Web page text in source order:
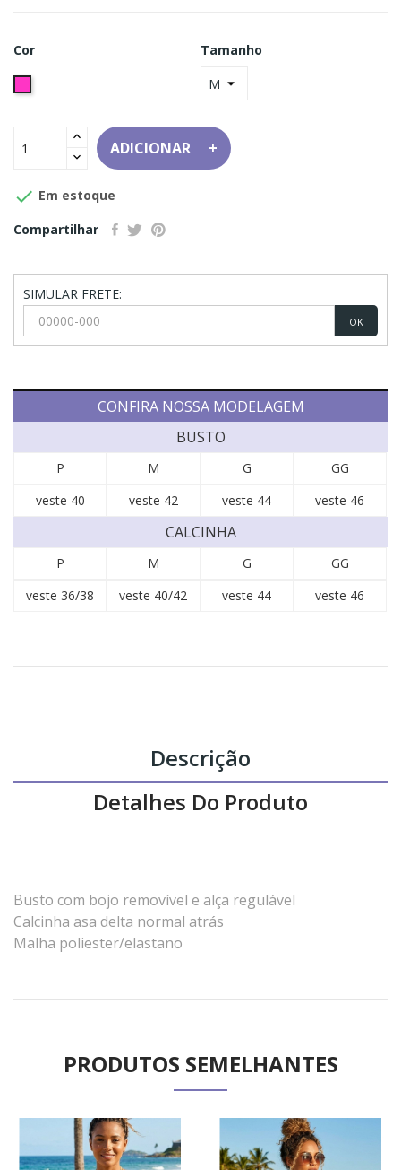
Cor Tamanho
ADICIONAR
 Em estoque
Compartilhar
SIMULAR FRETE:
OK
CONFIRA NOSSA MODELAGEM
BUSTO
P M G
GG
veste 40
veste 42 veste 44 veste 46
CALCINHA
P M G
GG
veste 36/38
veste 40/42 veste 44 veste 46
Descrição
Detalhes Do Produto
Busto com bojo removível e alça regulável
Calcinha asa delta normal atrás
Malha poliester/elastano
PRODUTOS SEMELHANTES